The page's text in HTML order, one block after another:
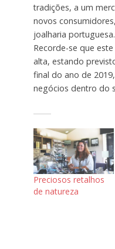
tradições, a um
novos
joalharia portuguesa.
Recorde-se que
alta, estando
final do ano de
negócios dentro do
Preciosos retalhos
de natureza